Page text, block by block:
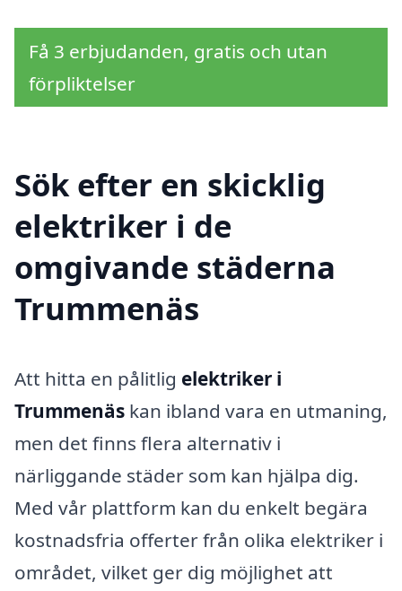
Få 3 erbjudanden, gratis och utan
förpliktelser
Sök efter en skicklig
elektriker i de
omgivande städerna
Trummenäs
Att hitta en pålitlig elektriker i
Trummenäs kan ibland vara en utmaning,
men det finns flera alternativ i
närliggande städer som kan hjälpa dig.
Med vår plattform kan du enkelt begära
kostnadsfria offerter från olika elektriker i
området, vilket ger dig möjlighet att